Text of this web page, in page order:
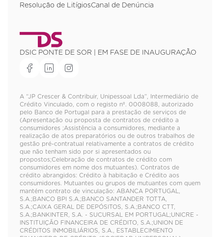
Resolução de LitígiosCanal de Denúncia
DSIC PONTE DE SOR | EM FASE DE INAUGURAÇÃO
A “JP Crescer & Contribuir, Unipessoal Lda”, Intermediário de
Crédito Vinculado, com o registo nº. 0008088, autorizado
pelo Banco de Portugal para a prestação de serviços de
(Apresentação ou proposta de contratos de crédito a
consumidores ;Assistência a consumidores, mediante a
realização de atos preparatórios ou de outros trabalhos de
gestão pré-contratual relativamente a contratos de crédito
que não tenham sido por si apresentados ou
propostos;Celebração de contratos de crédito com
consumidores em nome dos mutuantes). Contratos de
crédito abrangidos: Crédito à habitação e Crédito aos
consumidores. Mutuantes ou grupos de mutuantes com quem
mantém contrato de vinculação: ABANCA PORTUGAL,
S.A.;BANCO BPI S.A.;BANCO SANTANDER TOTTA,
S.A.;CAIXA GERAL DE DEPÓSITOS, S.A.;BANCO CTT,
S.A.;BANKINTER, S.A. - SUCURSAL EM PORTUGAL;UNICRE -
INSTITUIÇÃO FINANCEIRA DE CRÉDITO, S.A.;UNION DE
CRÉDITOS INMOBILIÁRIOS, S.A., ESTABLECIMIENTO